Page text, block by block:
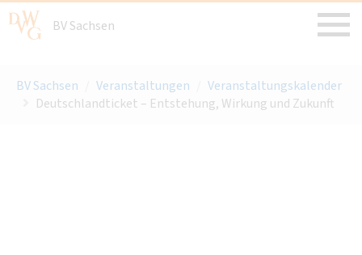
BV Sachsen
BV Sachsen Veranstaltungen
Veranstaltungskalender
Deutschlandticket – Entstehung, Wirkung und Zukunft